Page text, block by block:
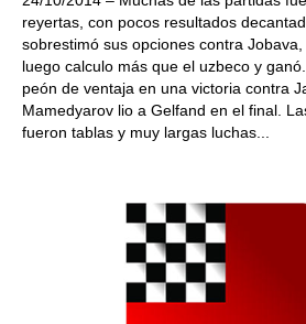
reyertas, con pocos resultados
sobrestimó sus opciones contra
luego calculo más que el uzbeco y
peón de ventaja en una victoria contra
Mamedyarov lio a Gelfand en el final.
fueron tablas y muy largas luchas...